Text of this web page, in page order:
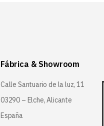
Fábrica & Showroom
Calle Santuario de la luz, 11
03290 – Elche, Alicante
España